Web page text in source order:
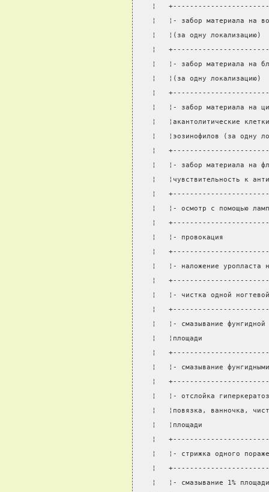
¦
¦   ¦- забор материала на
¦   ¦(за одну
¦
¦   ¦- забор материала на
¦   ¦(за одну
¦
¦   ¦- забор материала
¦   ¦акантолитические
¦   ¦эозинофилов (за
¦
¦   ¦- забор материала
¦   ¦чувствительность
¦
¦   ¦- осмотр с помощью
¦
¦   ¦- провокация
¦
¦   ¦- наложение
¦
¦   ¦- чистка одной
¦
¦   ¦- смазывание
¦   ¦площади
¦
¦   ¦- смазывание
¦
¦   ¦- отслойка
¦   ¦повязка,
¦   ¦площади
¦
¦   ¦- стрижка одного
¦
¦   ¦- смазывание 1%